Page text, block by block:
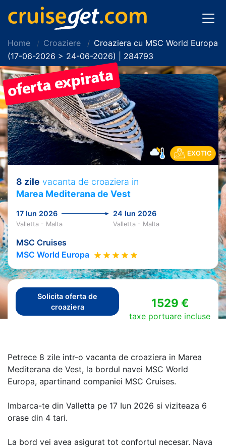
Home Croaziere
Croaziera cu MSC World Europa
(17-06-2026 > 24-06-2026) | 284793
EXOTIC
8 zile vacanta de croaziera in
Marea Mediterana de Vest
17 Iun 2026 24 Iun 2026
Valletta - Malta Valletta - Malta
MSC Cruises
MSC World Europa
Solicita oferta de
croaziera
1529 €
taxe portuare incluse
Petrece 8 zile intr-o vacanta de croaziera in Marea
Mediterana de Vest, la bordul navei MSC World
Europa, apartinand companiei MSC Cruises.
Imbarca-te din Valletta pe 17 Iun 2026 si viziteaza 6
orase din 4 tari.
La bord vei avea asigurat tot confortul necesar. Nava